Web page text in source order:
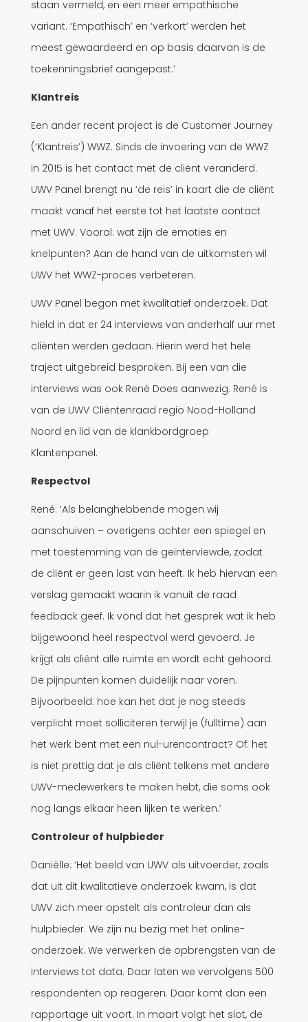
staan vermeld, en een meer empathische
variant. ‘Empathisch’ en ‘verkort’ werden het
meest gewaardeerd en op basis daarvan is de
toekenningsbrief aangepast.’
Klantreis
Een ander recent project is de Customer Journey
(‘Klantreis’) WWZ. Sinds de invoering van de WWZ
in 2015 is het contact met de cliënt veranderd.
UWV Panel brengt nu ‘de reis’ in kaart die de cliënt
maakt vanaf het eerste tot het laatste contact
met UWV. Vooral: wat zijn de emoties en
knelpunten? Aan de hand van de uitkomsten wil
UWV het WWZ-proces verbeteren.
UWV Panel begon met kwalitatief onderzoek. Dat
hield in dat er 24 interviews van anderhalf uur met
cliënten werden gedaan. Hierin werd het hele
traject uitgebreid besproken. Bij een van die
interviews was ook René Does aanwezig. René is
van de UWV Cliëntenraad regio Nood-Holland
Noord en lid van de klankbordgroep
Klantenpanel.
Respectvol
René: ‘Als belanghebbende mogen wij
aanschuiven – overigens achter een spiegel en
met toestemming van de geïnterviewde, zodat
de cliënt er geen last van heeft. Ik heb hiervan een
verslag gemaakt waarin ik vanuit de raad
feedback geef. Ik vond dat het gesprek wat ik heb
bijgewoond heel respectvol werd gevoerd. Je
krijgt als cliënt alle ruimte en wordt echt gehoord.
De pijnpunten komen duidelijk naar voren.
Bijvoorbeeld: hoe kan het dat je nog steeds
verplicht moet solliciteren terwijl je (fulltime) aan
het werk bent met een nul-urencontract? Of: het
is niet prettig dat je als cliënt telkens met andere
UWV-medewerkers te maken hebt, die soms ook
nog langs elkaar heen lijken te werken.’
Controleur of hulpbieder
Daniëlle: ‘Het beeld van UWV als uitvoerder, zoals
dat uit dit kwalitatieve onderzoek kwam, is dat
UWV zich meer opstelt als controleur dan als
hulpbieder. We zijn nu bezig met het online-
onderzoek. We verwerken de opbrengsten van de
interviews tot data. Daar laten we vervolgens 500
respondenten op reageren. Daar komt dan een
rapportage uit voort. In maart volgt het slot, de